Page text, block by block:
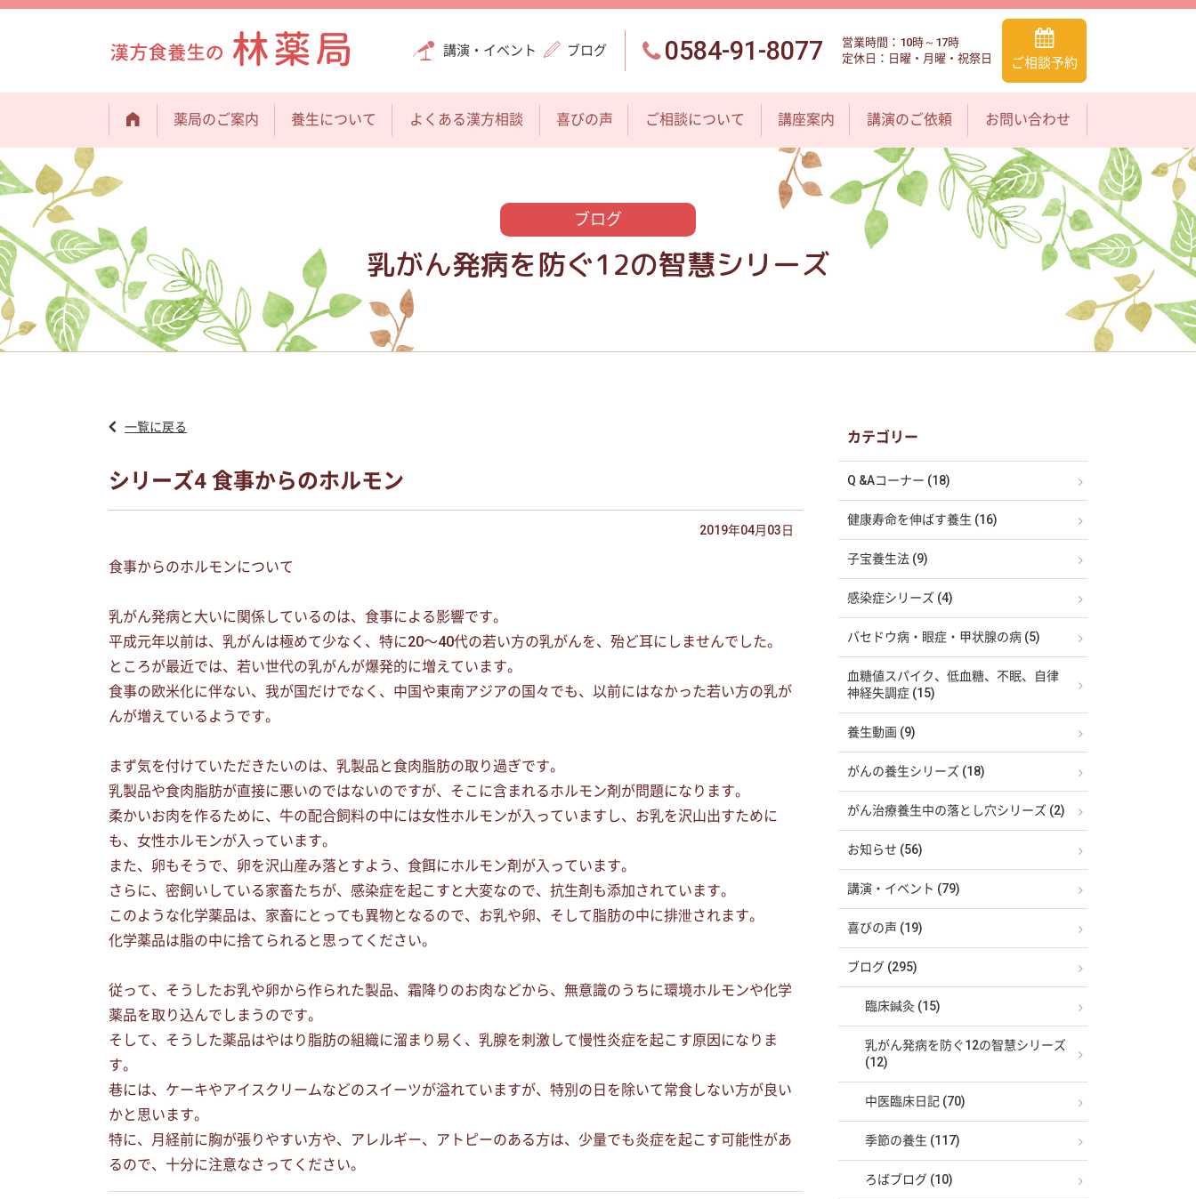
講演・イベント ブログ 0584-91-8077
営業時間：10時～17時
定休日：日曜・月曜・祝祭日
ご相談予約
薬局のご案内 養生について よくある漢方相談 喜びの声 ご相談について 講座案内 講演のご依頼 お問い合わせ
ブログ
乳がん発病を防ぐ12の智慧シリーズ
一覧に戻る
シリーズ4 食事からのホルモン
2019年04月03日
食事からのホルモンについて
乳がん発病と大いに関係しているのは、食事による影響です。
平成元年以前は、乳がんは極めて少なく、特に20〜40代の若い方の乳がんを、殆ど耳にしませんでした。
ところが最近では、若い世代の乳がんが爆発的に増えています。
食事の欧米化に伴ない、我が国だけでなく、中国や東南アジアの国々でも、以前にはなかった若い方の乳が
んが増えているようです。
まず気を付けていただきたいのは、乳製品と食肉脂肪の取り過ぎです。
乳製品や食肉脂肪が直接に悪いのではないのですが、そこに含まれるホルモン剤が問題になります。
柔かいお肉を作るために、牛の配合飼料の中には女性ホルモンが入っていますし、お乳を沢山出すために
も、女性ホルモンが入っています。
また、卵もそうで、卵を沢山産み落とすよう、食餌にホルモン剤が入っています。
さらに、密飼いしている家畜たちが、感染症を起こすと大変なので、抗生剤も添加されています。
このような化学薬品は、家畜にとっても異物となるので、お乳や卵、そして脂肪の中に排泄されます。
化学薬品は脂の中に捨てられると思ってください。
従って、そうしたお乳や卵から作られた製品、霜降りのお肉などから、無意識のうちに環境ホルモンや化学
薬品を取り込んでしまうのです。
そして、そうした薬品はやはり脂肪の組織に溜まり易く、乳腺を刺激して慢性炎症を起こす原因になりま
す。
巷には、ケーキやアイスクリームなどのスイーツが溢れていますが、特別の日を除いて常食しない方が良い
かと思います。
特に、月経前に胸が張りやすい方や、アレルギー、アトピーのある方は、少量でも炎症を起こす可能性があ
るので、十分に注意なさってください。
カテゴリー
Q &Aコーナー (18)
健康寿命を伸ばす養生 (16)
子宝養生法 (9)
感染症シリーズ (4)
バセドウ病・眼症・甲状腺の病 (5)
血糖値スパイク、低血糖、不眠、自律
神経失調症 (15)
養生動画 (9)
がんの養生シリーズ (18)
がん治療養生中の落とし穴シリーズ (2)
お知らせ (56)
講演・イベント (79)
喜びの声 (19)
ブログ (295)
臨床鍼灸 (15)
乳がん発病を防ぐ12の智慧シリーズ
(12)
中医臨床日記 (70)
季節の養生 (117)
ろばブログ (10)